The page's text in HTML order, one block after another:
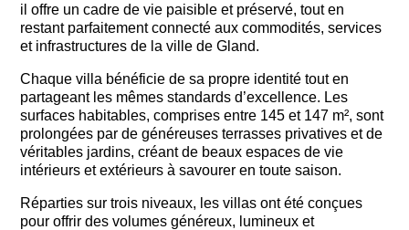
il offre un cadre de vie paisible et préservé, tout en
restant parfaitement connecté aux commodités, services
et infrastructures de la ville de Gland.
Chaque villa bénéficie de sa propre identité tout en
partageant les mêmes standards d’excellence. Les
surfaces habitables, comprises entre 145 et 147 m², sont
prolongées par de généreuses terrasses privatives et de
véritables jardins, créant de beaux espaces de vie
intérieurs et extérieurs à savourer en toute saison.
Réparties sur trois niveaux, les villas ont été conçues
pour offrir des volumes généreux, lumineux et